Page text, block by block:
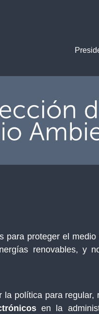
para proteger el
renovables, y
la política para regular,
en la